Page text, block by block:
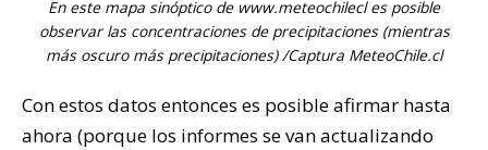
En este mapa sinóptico de www.meteochilecl es posible
observar las concentraciones de precipitaciones (mientras
más oscuro más precipitaciones) /Captura MeteoChile.cl
Con estos datos entonces es posible afirmar hasta
ahora (porque los informes se van actualizando